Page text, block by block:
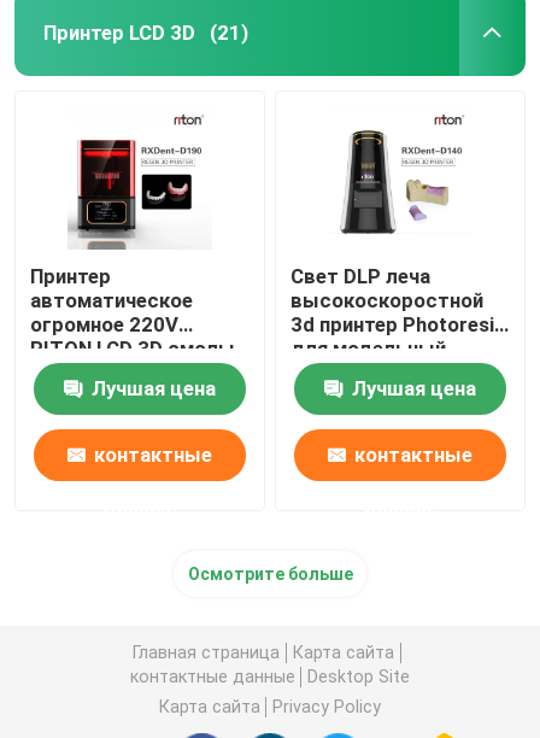
Принтер LCD 3D (21)
Принтер
автоматическое
огромное 220V
RITON LCD 3D смолы
ISO 13485
промышленный
Лучшая цена
контактные
Свет DLP леча
высокоскоростной
3d принтер Photoresin
для модельный
делать
Лучшая цена
контактные
Осмотрите больше
Главная страница
Карта сайта
контактные данные
Desktop Site
Карта сайта
Privacy Policy